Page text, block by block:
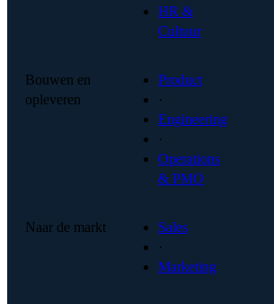
HR &
Cultuur
Bouwen en
opleveren
Product
·
Engineering
·
Operations
& PMO
Naar de markt
Sales
·
Marketing